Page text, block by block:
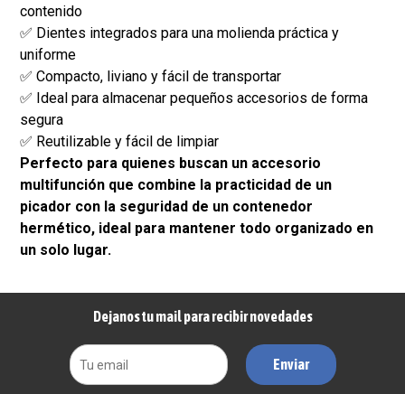
contenido
✅ Dientes integrados para una molienda práctica y
uniforme
✅ Compacto, liviano y fácil de transportar
✅ Ideal para almacenar pequeños accesorios de forma
segura
✅ Reutilizable y fácil de limpiar
Perfecto para quienes buscan un accesorio
multifunción que combine la practicidad de un
picador con la seguridad de un contenedor
hermético, ideal para mantener todo organizado en
un solo lugar.
Dejanos tu mail para recibir novedades
Enviar